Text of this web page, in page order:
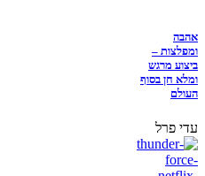
אהבה
ומפלצות –
ביצוע מרגש
ומלא חן בסוף
העולם
עדי פרל